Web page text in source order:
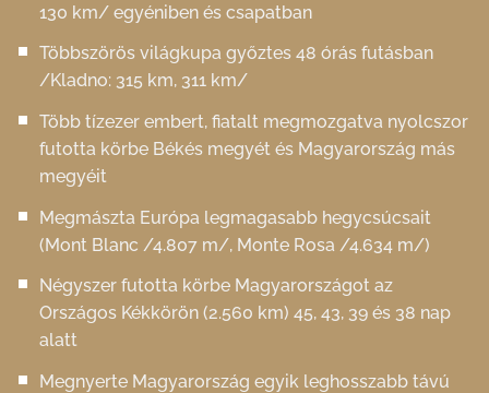
130 km/ egyéniben és csapatban
Többszörös világkupa győztes 48 órás futásban
/Kladno: 315 km, 311 km/
Több tízezer embert, fiatalt megmozgatva nyolcszor
futotta körbe Békés megyét és Magyarország más
megyéit
Megmászta Európa legmagasabb hegycsúcsait
(Mont Blanc /4.807 m/, Monte Rosa /4.634 m/)
Négyszer futotta körbe Magyarországot az
Országos Kékkörön (2.560 km) 45, 43, 39 és 38 nap
alatt
Megnyerte Magyarország egyik leghosszabb távú